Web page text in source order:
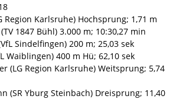
Region Karlsruhe) Hochsprung; 1,71 m
1847 Bühl) 3.000 m; 10:30,27 min
Sindelfingen) 200 m; 25,03 sek
Waiblingen) 400 m Hü; 62,10 sek
(LG Region Karlsruhe) Weitsprung; 5,74
(SR Yburg Steinbach) Dreisprung; 11,40